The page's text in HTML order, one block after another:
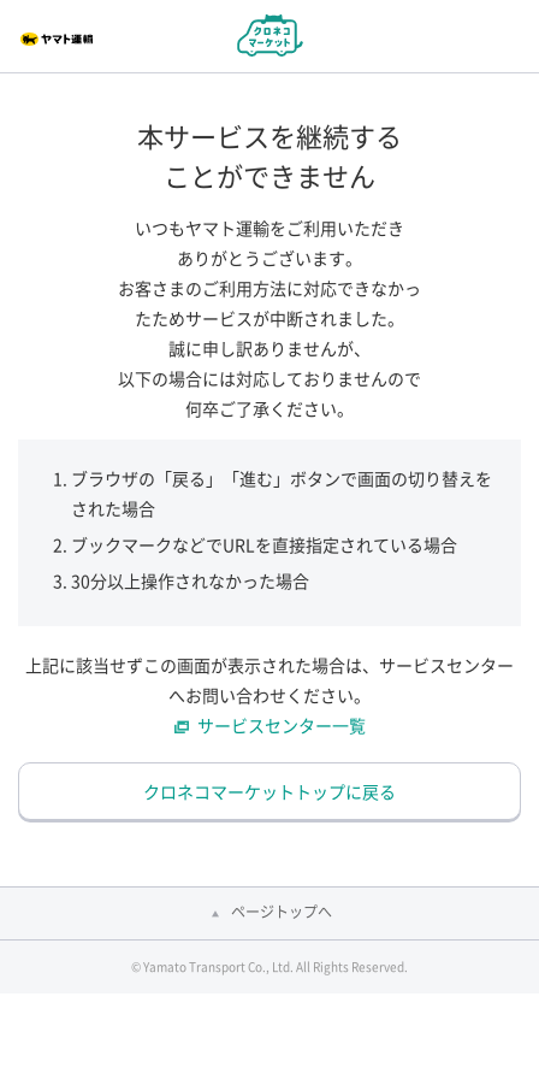
本サービスを継続する
ことができません
いつもヤマト運輸をご利用いただき
ありがとうございます。
お客さまのご利用方法に対応できなかっ
たためサービスが中断されました。
誠に申し訳ありませんが、
以下の場合には対応しておりませんので
何卒ご了承ください。
ブラウザの「戻る」「進む」ボタンで画面の切り替えを
された場合
ブックマークなどでURLを直接指定されている場合
30分以上操作されなかった場合
上記に該当せずこの画面が表示された場合は、サービスセンター
へお問い合わせください。
サービスセンター一覧
クロネコマーケットトップに戻る
ページトップへ
© Yamato Transport Co., Ltd. All Rights Reserved.